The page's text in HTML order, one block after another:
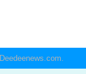
Deedeenews.com.